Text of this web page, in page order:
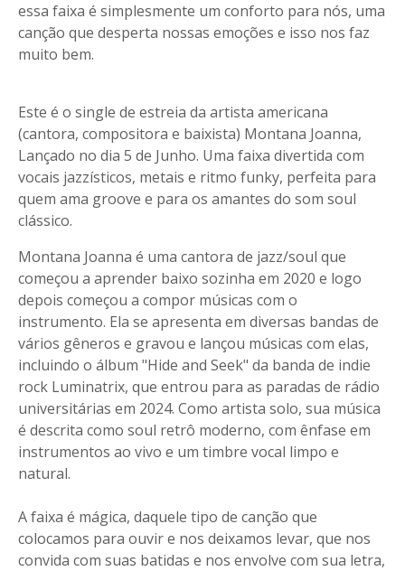
essa faixa é simplesmente um conforto para nós, uma
canção que desperta nossas emoções e isso nos faz
muito bem.
Este é o single de estreia da artista americana
(cantora, compositora e baixista) Montana Joanna,
Lançado no dia 5 de Junho. Uma faixa divertida com
vocais jazzísticos, metais e ritmo funky, perfeita para
quem ama groove e para os amantes do som soul
clássico.
Montana Joanna é uma cantora de jazz/soul que
começou a aprender baixo sozinha em 2020 e logo
depois começou a compor músicas com o
instrumento. Ela se apresenta em diversas bandas de
vários gêneros e gravou e lançou músicas com elas,
incluindo o álbum "Hide and Seek" da banda de indie
rock Luminatrix, que entrou para as paradas de rádio
universitárias em 2024. Como artista solo, sua música
é descrita como soul retrô moderno, com ênfase em
instrumentos ao vivo e um timbre vocal limpo e
natural.
A faixa é mágica, daquele tipo de canção que
colocamos para ouvir e nos deixamos levar, que nos
convida com suas batidas e nos envolve com sua letra,